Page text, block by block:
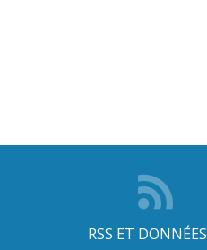
RSS ET DONNÉES